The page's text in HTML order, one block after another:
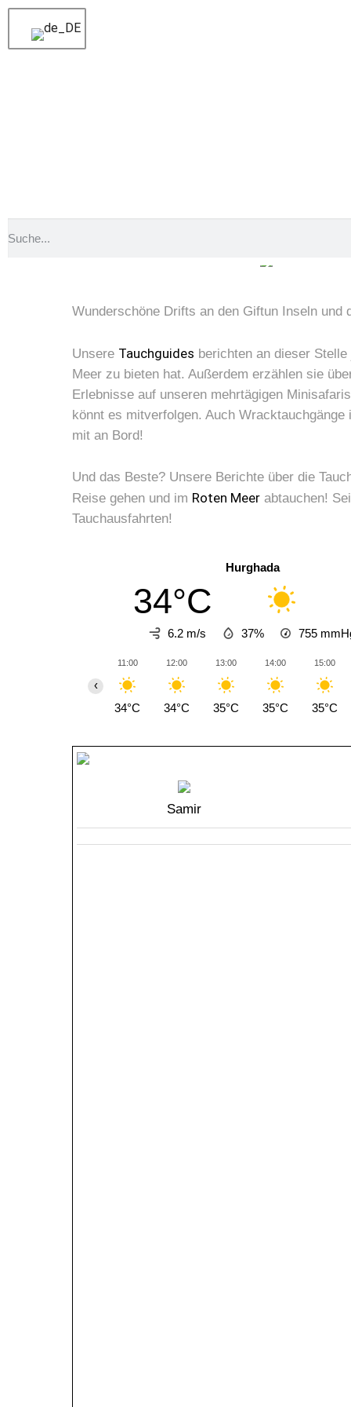
Wunderschöne Drifts an den Giftun Inseln
Unsere Tauchguides berichten an dieser
Meer zu bieten hat. Außerdem erzählen sie
Erlebnisse auf unseren mehrtägigen
könnt es mitverfolgen. Auch
mit an Bord!
Und das Beste? Unsere Berichte über die
Reise gehen und im Roten Meer abtauchen!
Tauchausfahrten!
Hurghada
34°C
6.2 m/s 37% 755
11:00
34°C
12:00
34°C
13:00
35°C
14:00
35°C
15:00
35°C
‹
Samir